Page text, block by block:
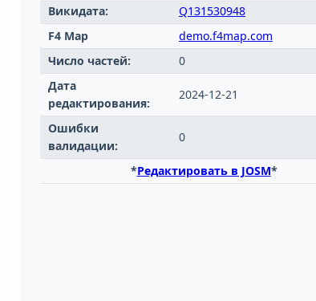
Викидата:
Q131530948
F4 Map
demo.f4map.com
Число частей:
0
Дата
редактирования:
2024-12-21
Ошибки
валидации:
0
*Редактировать в JOSM*